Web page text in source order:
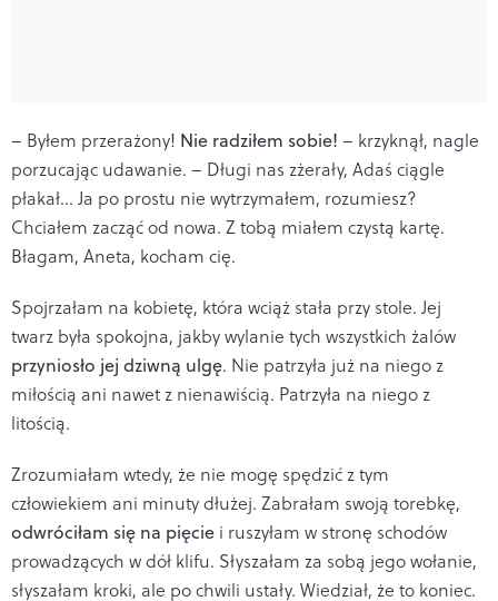
– Byłem przerażony! Nie radziłem sobie! – krzyknął, nagle
porzucając udawanie. – Długi nas zżerały, Adaś ciągle
płakał... Ja po prostu nie wytrzymałem, rozumiesz?
Chciałem zacząć od nowa. Z tobą miałem czystą kartę.
Błagam, Aneta, kocham cię.
Spojrzałam na kobietę, która wciąż stała przy stole. Jej
twarz była spokojna, jakby wylanie tych wszystkich żalów
przyniosło jej dziwną ulgę. Nie patrzyła już na niego z
miłością ani nawet z nienawiścią. Patrzyła na niego z
litością.
Zrozumiałam wtedy, że nie mogę spędzić z tym
człowiekiem ani minuty dłużej. Zabrałam swoją torebkę,
odwróciłam się na pięcie i ruszyłam w stronę schodów
prowadzących w dół klifu. Słyszałam za sobą jego wołanie,
słyszałam kroki, ale po chwili ustały. Wiedział, że to koniec.